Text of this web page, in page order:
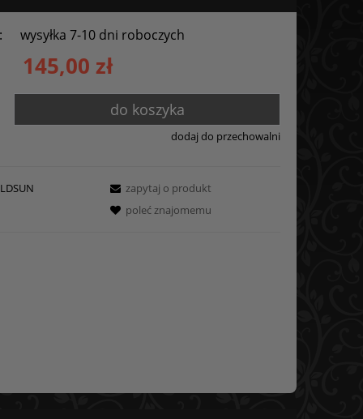
wysyłka 7-10 dni roboczych
145,00 zł
do koszyka
dodaj do przechowalni
zapytaj o produkt
poleć znajomemu